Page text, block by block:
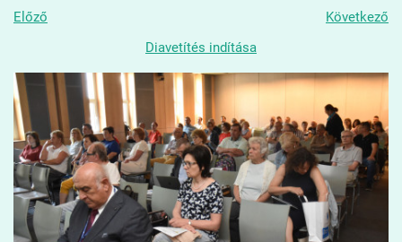
Előző
Következő
Diavetítés indítása